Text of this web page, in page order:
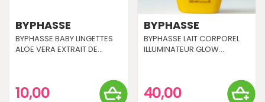
BYPHASSE
BYPHASSE BABY LINGETTES
ALOE VERA EXTRAIT DE...
10,00
BYPHASSE
BYPHASSE LAIT CORPOREL
ILLUMINATEUR GLOW...
40,00